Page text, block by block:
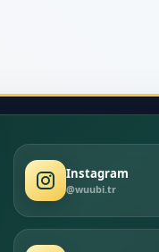
Instagram
@wuubi.tr